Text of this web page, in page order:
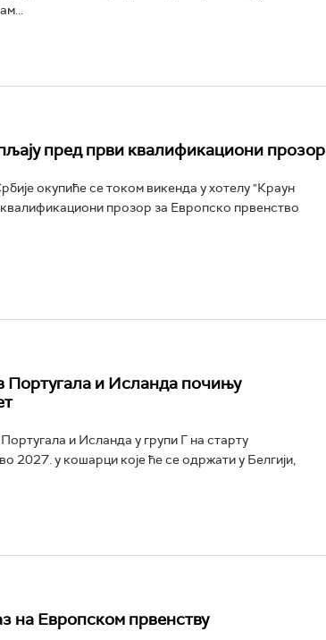
пред први квалификациони прозор
окупиће се током викенда у хотелу "Краун
прозор за Европско првенство
и Исланда почињу
и Исланда у групи Г на старту
2027. у кошарци које ће се одржати у Белгији,
на Европском првенству